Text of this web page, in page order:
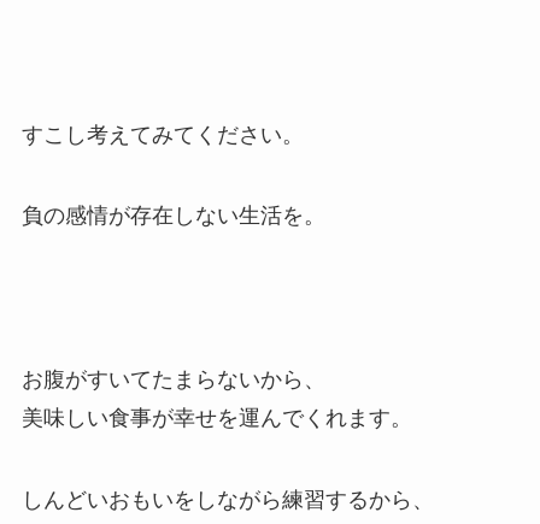
すこし考えてみてください。
負の感情が存在しない生活を。
お腹がすいてたまらないから、
美味しい食事が幸せを運んでくれます。
しんどいおもいをしながら練習するから、